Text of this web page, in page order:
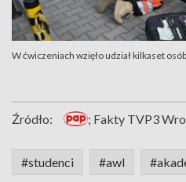
W ćwiczeniach wzięło udział kilkaset
Źródło: ; Fakty TVP3
#studenci #awl